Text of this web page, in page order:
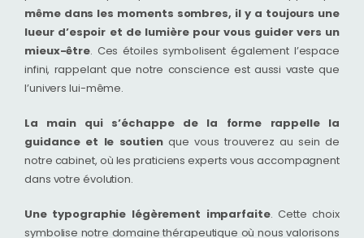
même dans les moments sombres, il y a toujours une
lueur d’espoir et de lumière pour vous guider vers un
mieux-être. Ces étoiles symbolisent également l’espace
infini, rappelant que notre conscience est aussi vaste que
l’univers lui-même.
La main qui s’échappe de la forme rappelle la
guidance et le soutienque vous trouverez au sein de
notre cabinet, où les praticiens experts vous accompagnent
dans votre évolution.
Une typographie légèrement imparfaite. Cette choix
symbolise notre domaine thérapeutique où nous valorisons